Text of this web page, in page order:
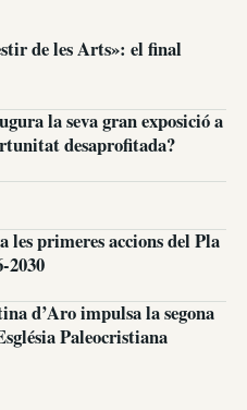
de les Arts»: el final
la seva gran exposició a
desaprofitada?
les primeres accions del Pla
2030
d’Aro impulsa la segona
Paleocristiana